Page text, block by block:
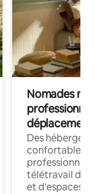
Nomades
déplacement
Des
confortables
professionnels
télétravail
et d'espaces